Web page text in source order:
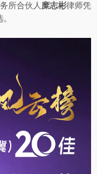
所合伙人 糜志彬律师凭